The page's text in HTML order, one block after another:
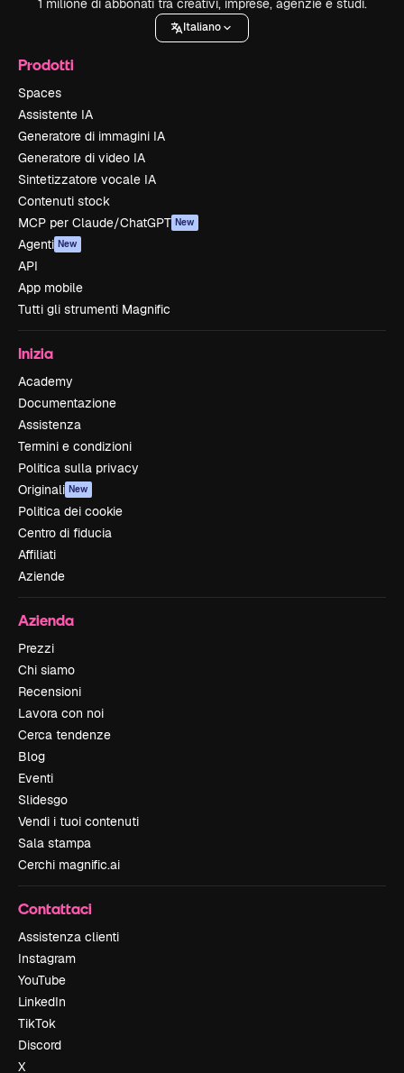
1 milione di abbonati tra creativi, imprese, agenzie e studi.
Italiano
Prodotti
Spaces
Assistente IA
Generatore di immagini IA
Generatore di video IA
Sintetizzatore vocale IA
Contenuti stock
MCP per Claude/ChatGPT New
Agenti New
API
App mobile
Tutti gli strumenti Magnific
Inizia
Academy
Documentazione
Assistenza
Termini e condizioni
Politica sulla privacy
Originali New
Politica dei cookie
Centro di fiducia
Affiliati
Aziende
Azienda
Prezzi
Chi siamo
Recensioni
Lavora con noi
Cerca tendenze
Blog
Eventi
Slidesgo
Vendi i tuoi contenuti
Sala stampa
Cerchi magnific.ai
Contattaci
Assistenza clienti
Instagram
YouTube
LinkedIn
TikTok
Discord
X